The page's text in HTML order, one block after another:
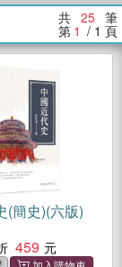
念華 、 台灣的李
孩：黎曼猜想 、
共 25 筆
第 1 / 1 頁
(簡史)(六版)
459